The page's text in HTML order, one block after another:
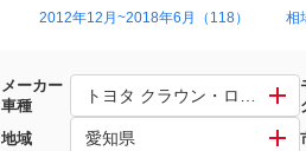
2012年12月~2018年6月（118） 相
メーカー
車種
トヨタ クラウン・ロイヤル
地域 愛知県